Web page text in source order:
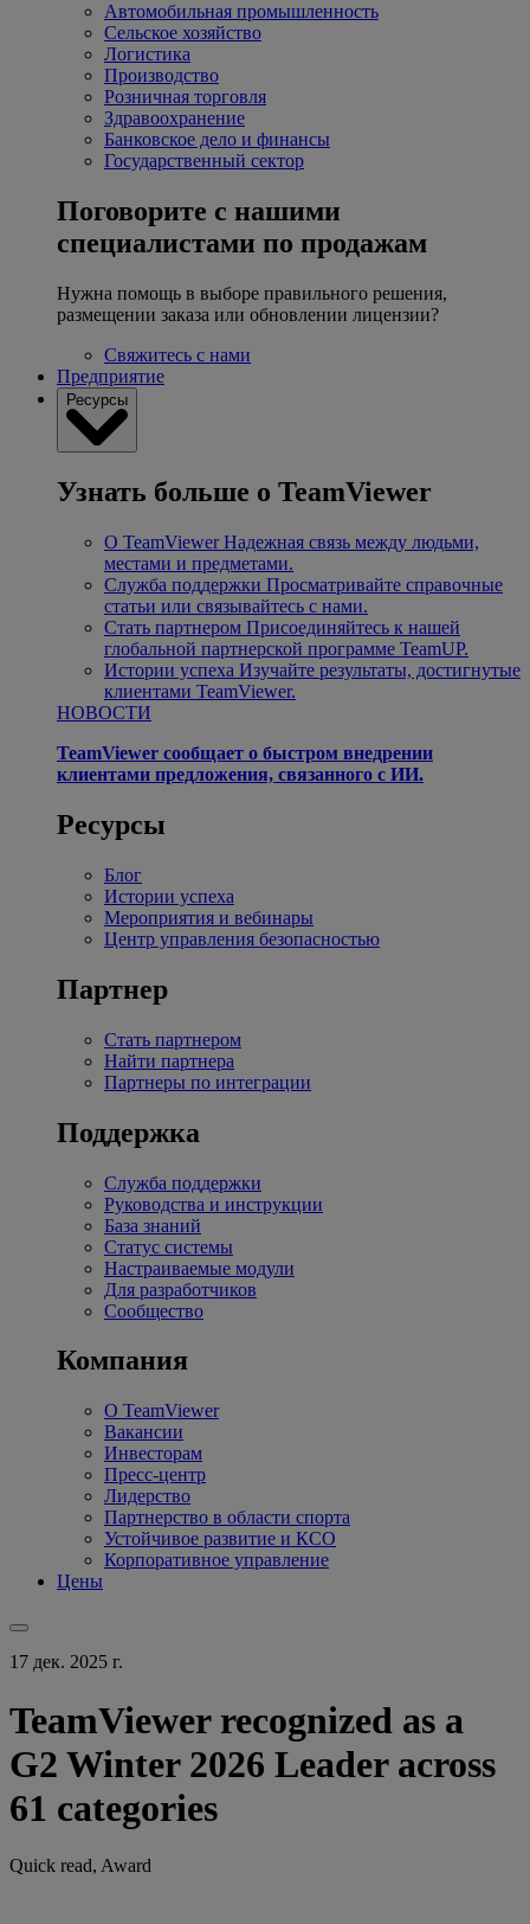
Автомобильная промышленность
Сельское хозяйство
Логистика
Производство
Розничная торговля
Здравоохранение
Банковское дело и финансы
Государственный сектор
Поговорите с нашими
специалистами по продажам
Нужна помощь в выборе правильного решения,
размещении заказа или обновлении лицензии?
Свяжитесь с нами
Предприятие
Ресурсы
Узнать больше о TeamViewer
О TeamViewer Надежная связь между людьми,
местами и предметами.
Служба поддержки Просматривайте справочные
статьи или связывайтесь с нами.
Стать партнером Присоединяйтесь к нашей
глобальной партнерской программе TeamUP.
Истории успеха Изучайте результаты, достигнутые
клиентами TeamViewer.
НОВОСТИ
TeamViewer сообщает о быстром внедрении
клиентами предложения, связанного с ИИ.
Ресурсы
Блог
Истории успеха
Мероприятия и вебинары
Центр управления безопасностью
Партнер
Стать партнером
Найти партнера
Партнеры по интеграции
Поддержка
Служба поддержки
Руководства и инструкции
База знаний
Статус системы
Настраиваемые модули
Для разработчиков
Сообщество
Компания
О TeamViewer
Вакансии
Инвесторам
Пресс-центр
Лидерство
Партнерство в области спорта
Устойчивое развитие и КСО
Корпоративное управление
Цены
17 дек. 2025 г.
TeamViewer recognized as a
G2 Winter 2026 Leader across
61 categories
Quick read, Award